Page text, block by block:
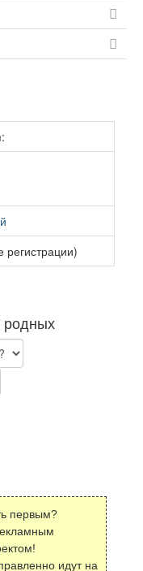
регистрации)
родных
первым?
идут на